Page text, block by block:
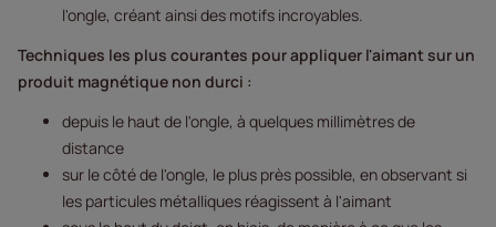
l'ongle, créant ainsi des motifs incroyables.
Techniques les plus courantes pour appliquer l'aimant sur un
produit magnétique non durci :
depuis le haut de l'ongle, à quelques millimètres de
distance
sur le côté de l'ongle, le plus près possible, en observant si
les particules métalliques réagissent à l'aimant